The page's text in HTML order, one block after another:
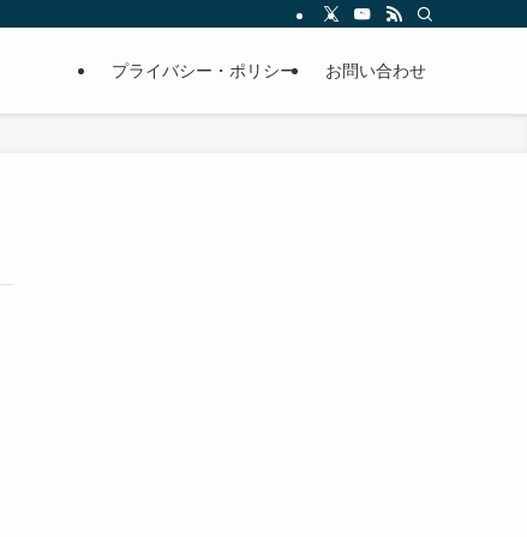
プライバシー・ポリシー お問い合わせ